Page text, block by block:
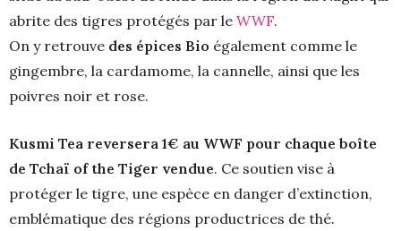
abrite des tigres protégés par le WWF.
On y retrouve des épices Bio également comme le
gingembre, la cardamome, la cannelle, ainsi que les
poivres noir et rose.
Kusmi Tea reversera 1€ au WWF pour chaque boîte
de Tchaï of the Tiger vendue. Ce soutien vise à
protéger le tigre, une espèce en danger d’extinction,
emblématique des régions productrices de thé.